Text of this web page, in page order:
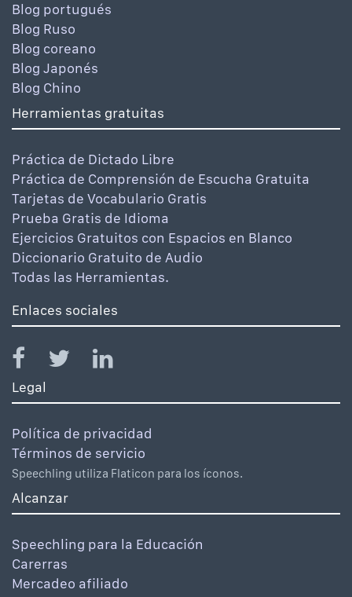
Blog portugués
Blog Ruso
Blog coreano
Blog Japonés
Blog Chino
Herramientas gratuitas
Práctica de Dictado Libre
Práctica de Comprensión de Escucha Gratuita
Tarjetas de Vocabulario Gratis
Prueba Gratis de Idioma
Ejercicios Gratuitos con Espacios en Blanco
Diccionario Gratuito de Audio
Todas las Herramientas.
Enlaces sociales
Legal
Política de privacidad
Términos de servicio
Speechling utiliza Flaticon para los íconos.
Alcanzar
Speechling para la Educación
Carerras
Mercadeo afiliado